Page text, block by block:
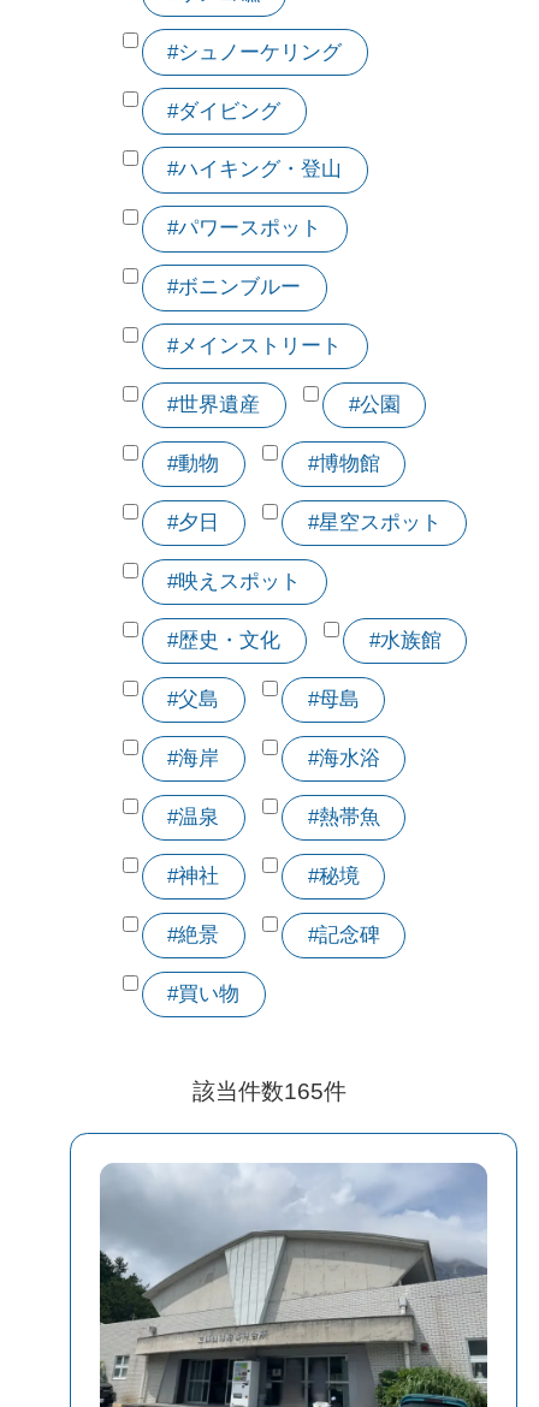
#シュノーケリング
#ダイビング
#ハイキング・登山
#パワースポット
#ボニンブルー
#メインストリート
#世界遺産 #公園
#動物 #博物館
#夕日 #星空スポット
#映えスポット
#歴史・文化 #水族館
#父島 #母島
#海岸 #海水浴
#温泉 #熱帯魚
#神社 #秘境
#絶景 #記念碑
#買い物
該当件数165件